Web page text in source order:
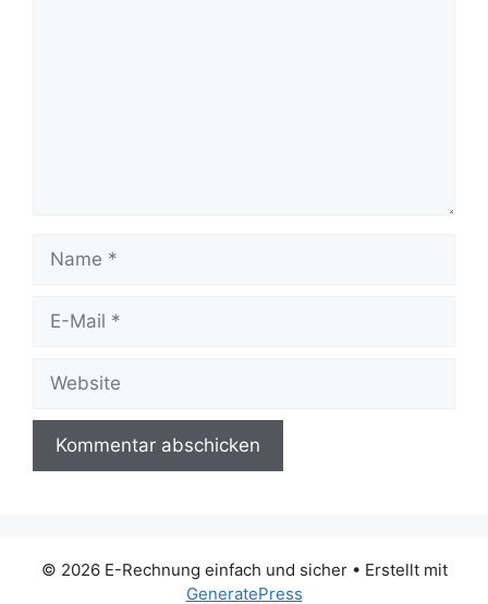
Mail
© 2026 E-Rechnung einfach und sicher• Erstellt mit
GeneratePress